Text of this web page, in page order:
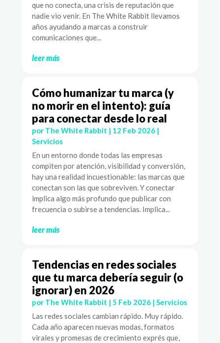
que no conecta, una crisis de reputación que
nadie vio venir. En The White Rabbit llevamos
años ayudando a marcas a construir
comunicaciones que...
leer más
Cómo humanizar tu marca (y
no morir en el intento): guía
para conectar desde lo real
por The White Rabbit | 12 Feb 2026|
Servicios
En un entorno donde todas las empresas
compiten por atención, visibilidad y conversión,
hay una realidad incuestionable: las marcas que
conectan son las que sobreviven. Y conectar
implica algo más profundo que publicar con
frecuencia o subirse a tendencias. Implica...
leer más
Tendencias en redes sociales
que tu marca debería seguir (o
ignorar) en 2026
por The White Rabbit | 5 Feb 2026| Servicios
Las redes sociales cambian rápido. Muy rápido.
Cada año aparecen nuevas modas, formatos
virales y promesas de crecimiento exprés que,